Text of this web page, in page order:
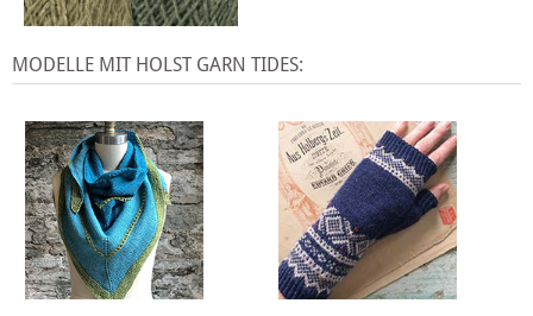
MODELLE MIT HOLST GARN TIDES: